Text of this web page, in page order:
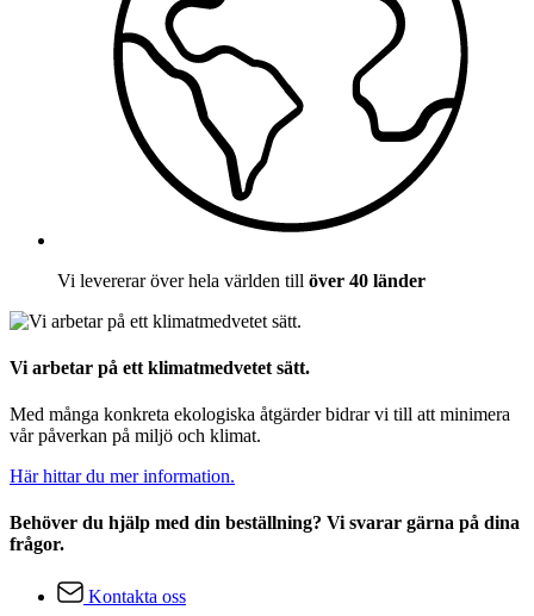
Vi levererar över hela världen till över 40 länder
Vi arbetar på ett klimatmedvetet sätt.
Med många konkreta ekologiska åtgärder bidrar vi till att minimera
vår påverkan på miljö och klimat.
Här hittar du mer information.
Behöver du hjälp med din beställning? Vi svarar gärna på dina
frågor.
Kontakta oss